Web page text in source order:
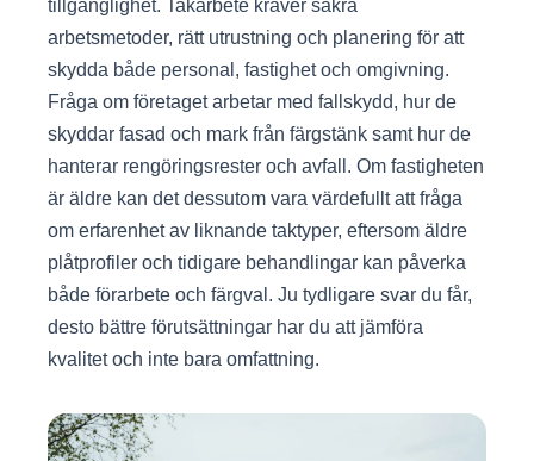
tillgänglighet. Takarbete kräver säkra
arbetsmetoder, rätt utrustning och planering för att
skydda både personal, fastighet och omgivning.
Fråga om företaget arbetar med fallskydd, hur de
skyddar fasad och mark från färgstänk samt hur de
hanterar rengöringsrester och avfall. Om fastigheten
är äldre kan det dessutom vara värdefullt att fråga
om erfarenhet av liknande taktyper, eftersom äldre
plåtprofiler och tidigare behandlingar kan påverka
både förarbete och färgval. Ju tydligare svar du får,
desto bättre förutsättningar har du att jämföra
kvalitet och inte bara omfattning.